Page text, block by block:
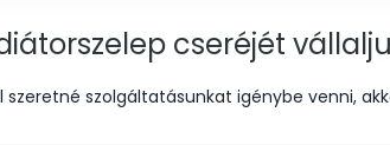
cseréjét
szeretné szolgáltatásunkat igénybe venni,